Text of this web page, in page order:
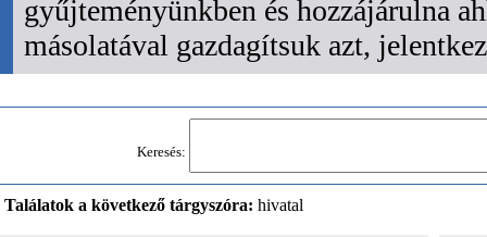
gyűjteményünkben és hozzájárulna
másolatával gazdagítsuk azt,
Keresés:
Találatok a következő tárgyszóra: hivatal